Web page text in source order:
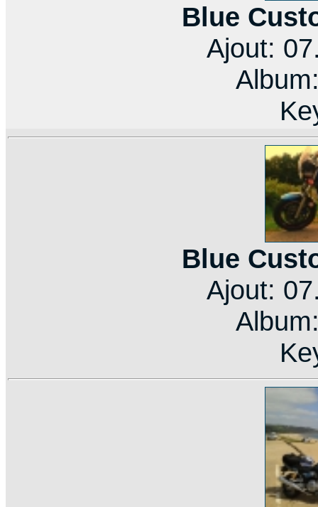
Blue
Ajout:
Blue
Ajout: